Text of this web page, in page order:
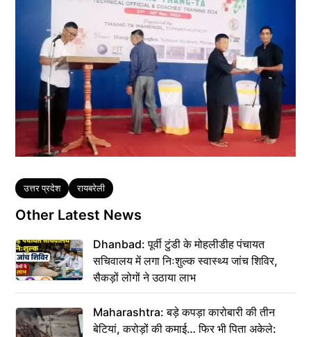
Tags
उत्तर प्रदेश रायबरेली
Other Latest News
Dhanbad: पूर्वी टुंडी के मोहलीडीह पंचायत
सचिवालय में लगा निःशुल्क स्वास्थ्य जांच शिविर,
सैकड़ों लोगों ने उठाया लाभ
Maharashtra: बड़े कपड़ा कारोबारी की तीन
बेटियां, करोड़ों की कमाई… फिर भी पिता अकेले: